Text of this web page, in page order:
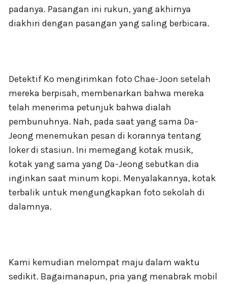
padanya. Pasangan ini rukun, yang akhirnya
diakhiri dengan pasangan yang saling berbicara.
Detektif Ko mengirimkan foto Chae-Joon setelah
mereka berpisah, membenarkan bahwa mereka
telah menerima petunjuk bahwa dialah
pembunuhnya. Nah, pada saat yang sama Da-
Jeong menemukan pesan di korannya tentang
loker di stasiun. Ini memegang kotak musik,
kotak yang sama yang Da-Jeong sebutkan dia
inginkan saat minum kopi. Menyalakannya, kotak
terbalik untuk mengungkapkan foto sekolah di
dalamnya.
Kami kemudian melompat maju dalam waktu
sedikit. Bagaimanapun, pria yang menabrak mobil